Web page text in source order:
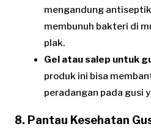
mengandung
membunuh bakteri di
plak.
Gel atau salep untuk
produk ini bisa
peradangan pada gusi
8. Pantau Kesehatan